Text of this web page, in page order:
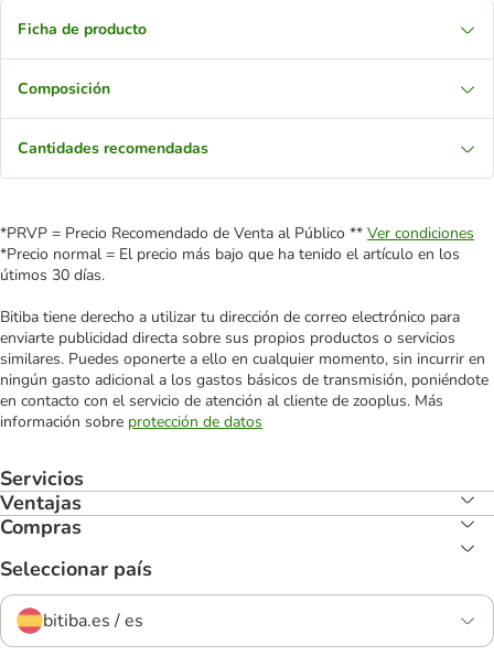
Ficha de producto
Composición
Cantidades recomendadas
*PRVP = Precio Recomendado de Venta al Público ** Ver condiciones
*Precio normal = El precio más bajo que ha tenido el artículo en los
útimos 30 días.
Bitiba tiene derecho a utilizar tu dirección de correo electrónico para
enviarte publicidad directa sobre sus propios productos o servicios
similares. Puedes oponerte a ello en cualquier momento, sin incurrir en
ningún gasto adicional a los gastos básicos de transmisión, poniéndote
en contacto con el servicio de atención al cliente de zooplus. Más
información sobre protección de datos
Servicios
Ventajas
Compras
Seleccionar país
bitiba.es / es